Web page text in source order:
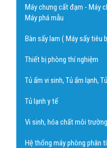
Máy chưng cất đạm - Máy
Máy phá mẫu
Bàn sấy lam ( Máy sấy tiêu
Thiết bị phòng thí nghiệm
Tủ ấm vi sinh, Tủ ấm lạnh,
Tủ lạnh y tế
Vi sinh, hóa chất môi trường
Hệ thống máy phòng phân